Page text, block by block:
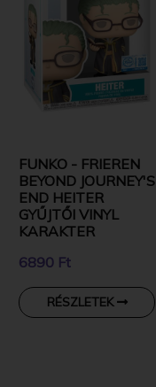
FUNKO - FRIEREN
BEYOND JOURNEY'S
END HEITER
GYŰJTŐI VINYL
KARAKTER
6890 Ft
RÉSZLETEK